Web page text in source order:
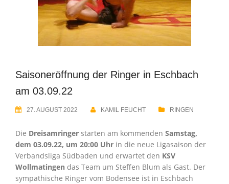
Saisoneröffnung der Ringer in Eschbach
am 03.09.22
27. AUGUST 2022 KAMIL FEUCHT RINGEN
Die Dreisamringer starten am kommenden Samstag,
dem 03.09.22, um 20:00 Uhr in die neue Ligasaison der
Verbandsliga Südbaden und erwartet den KSV
Wollmatingen das Team um Steffen Blum als Gast. Der
sympathische Ringer vom Bodensee ist in Eschbach